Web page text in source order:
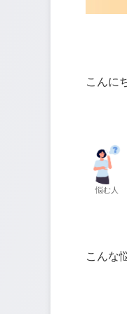
こんに
悩む人
こんな